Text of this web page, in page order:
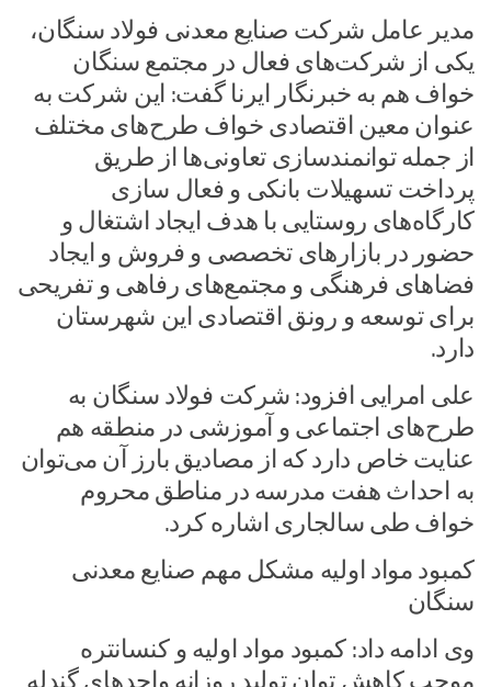
مدیر عامل شرکت صنایع معدنی فولاد سنگان،
یکی از شرکت‌های فعال در مجتمع سنگان
خواف هم به خبرنگار ایرنا گفت: این شرکت به
عنوان معین اقتصادی خواف طرح‌های مختلف
از جمله توانمندسازی تعاونی‌ها از طریق
پرداخت تسهیلات بانکی و فعال سازی
کارگاه‌های روستایی با هدف ایجاد اشتغال و
حضور در بازارهای تخصصی و فروش و ایجاد
فضاهای فرهنگی و مجتمع‌های رفاهی و تفریحی
برای توسعه و رونق اقتصادی این شهرستان
دارد.
علی امرایی افزود: شرکت فولاد سنگان به
طرح‌های اجتماعی و آموزشی در منطقه هم
عنایت خاص دارد که از مصادیق بارز آن می‌توان
به احداث هفت مدرسه در مناطق محروم
خواف طی سالجاری اشاره کرد.
کمبود مواد اولیه مشکل مهم صنایع معدنی
سنگان
وی ادامه داد: کمبود مواد اولیه و کنسانتره